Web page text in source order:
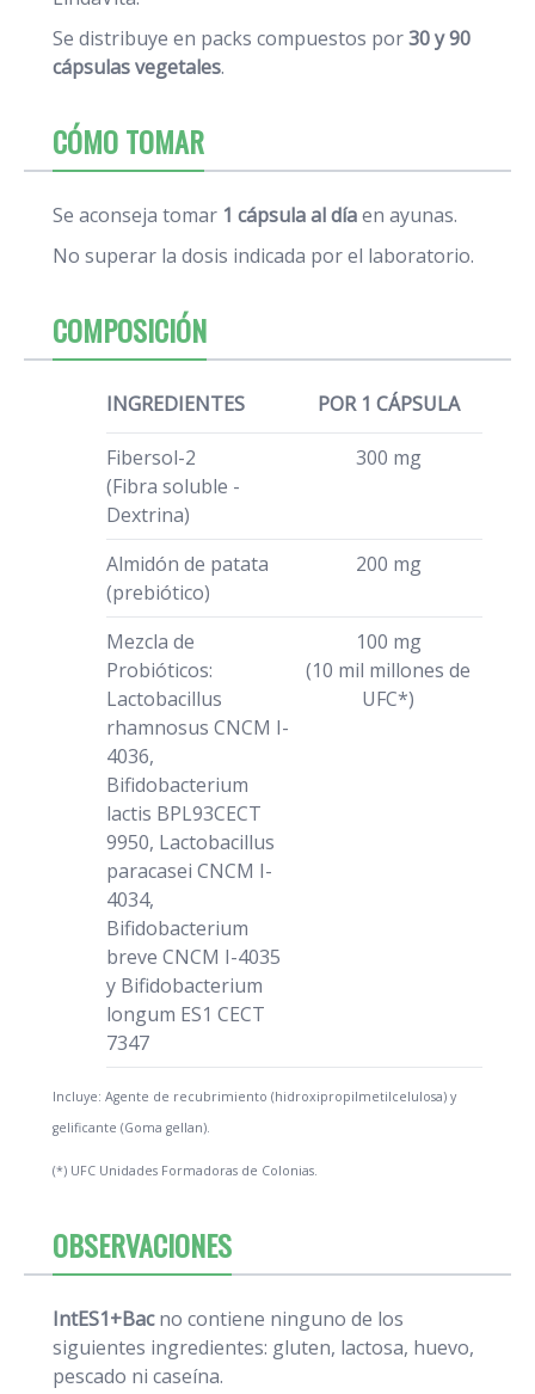
Se distribuye en packs compuestos por30 y 90
cápsulas vegetales.
CÓMO TOMAR
Se aconseja tomar 1 cápsula al díaen ayunas.
No superar la dosis indicada por el laboratorio.
COMPOSICIÓN
INGREDIENTES POR 1 CÁPSULA
Fibersol-2
(Fibra soluble -
Dextrina)
300 mg
Almidón de patata
(prebiótico)
200 mg
Mezcla de
Probióticos:
Lactobacillus
rhamnosus CNCM I-
4036,
Bifidobacterium
lactis BPL93CECT
9950, Lactobacillus
paracasei CNCM I-
4034,
Bifidobacterium
breve CNCM I-4035
y Bifidobacterium
longum ES1 CECT
7347
100 mg
(10 mil millones de
UFC*)
Incluye: Agente de recubrimiento (hidroxipropilmetilcelulosa) y
gelificante (Goma gellan).
(*) UFC Unidades Formadoras de Colonias.
OBSERVACIONES
IntES1+Bacno contiene ninguno de los
siguientes ingredientes: gluten, lactosa, huevo,
pescado ni caseína.